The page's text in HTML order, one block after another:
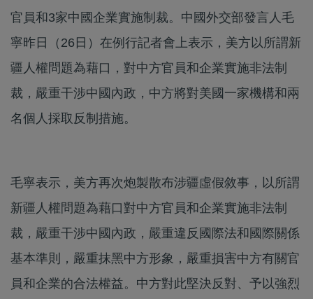
官員和3家中國企業實施制裁。中國外交部發言人毛
寧昨日（26日）在例行記者會上表示，美方以所謂新
疆人權問題為藉口，對中方官員和企業實施非法制
裁，嚴重干涉中國內政，中方將對美國一家機構和兩
名個人採取反制措施。
毛寧表示，美方再次炮製散布涉疆虛假敘事，以所謂
新疆人權問題為藉口對中方官員和企業實施非法制
裁，嚴重干涉中國內政，嚴重違反國際法和國際關係
基本準則，嚴重抹黑中方形象，嚴重損害中方有關官
員和企業的合法權益。中方對此堅決反對、予以強烈